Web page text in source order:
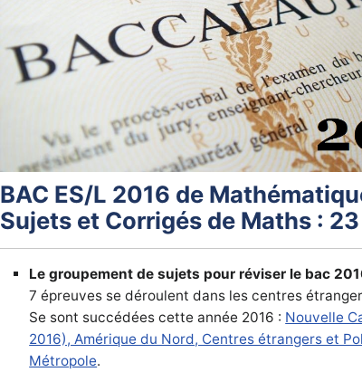
BAC ES/L 2016 de
Sujets et Corrigés de Maths :
Le groupement de sujets pour réviser le bac
7 épreuves se déroulent dans les centres
Se sont succédées cette année 2016 : Nouvelle
2016), Amérique du Nord, Centres étrangers et
Métropole.